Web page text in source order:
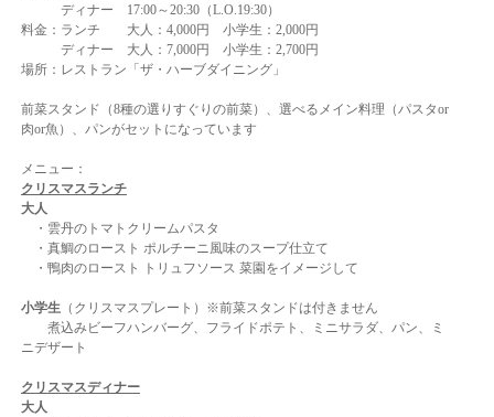
ディナー 17:00～20:30（L.O.19:30）
料金：ランチ 大人：4,000円 小学生：2,000円
ディナー 大人：7,000円 小学生：2,700円
場所：レストラン「ザ・ハーブダイニング」
前菜スタンド（8種の選りすぐりの前菜）、選べるメイン料理（パスタor
肉or魚）、パンがセットになっています
メニュー：
クリスマスランチ
大人
・雲丹のトマトクリームパスタ
・真鯛のロースト ポルチーニ風味のスープ仕立て
・鴨肉のロースト トリュフソース 菜園をイメージして
小学生（クリスマスプレート ）※前菜スタンドは付きません
煮込みビーフハンバーグ、フライドポテト、ミニサラダ、パン、ミ
ニデザート
クリスマスディナー
大人